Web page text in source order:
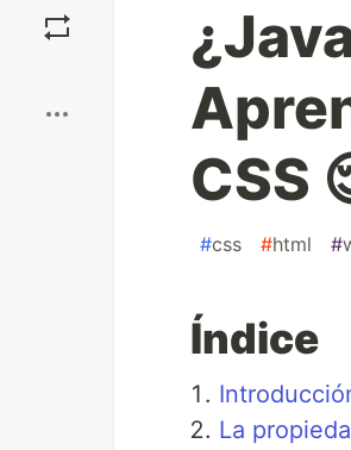
CSS
#css #html #
Índice
La